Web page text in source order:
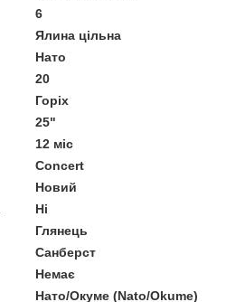
6
Ялина цільна
Нато
20
Горіх
25"
12 міс
Concert
Новий
Ні
Глянець
Санберст
Немає
Нато/Окуме (Nato/Okume)